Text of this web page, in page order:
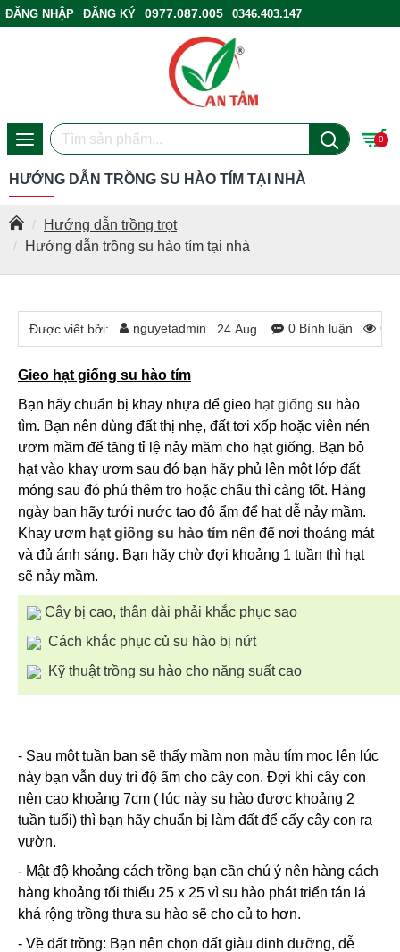
ĐĂNG NHẬP ĐĂNG KÝ 0977.087.005
0346.403.147
0
Hướng dẫn trồng trọt
Hướng dẫn trồng su hào tím tại nhà
HƯỚNG DẪN TRỒNG SU HÀO TÍM TẠI NHÀ
Được viết bởi: nguyetadmin 24 Aug 0 Bình luận
Gieo hạt giống su hào tím
Bạn hãy chuẩn bị khay nhựa để gieo hạt giống su hào
tìm. Bạn nên dùng đất thị nhẹ, đất tơi xốp hoặc viên nén
ươm mầm để tăng tỉ lệ nảy mầm cho hạt giống. Bạn bỏ
hạt vào khay ươm sau đó bạn hãy phủ lên một lớp đất
mỏng sau đó phủ thêm tro hoặc chấu thì càng tốt. Hàng
ngày bạn hãy tưới nước tạo độ ẩm để hạt dễ nảy mầm.
Khay ươm hạt giống su hào tím nên để nơi thoáng mát
và đủ ánh sáng. Bạn hãy chờ đợi khoảng 1 tuần thì hạt
sẽ nảy mầm.
Cây bị cao, thân dài phải khắc phục sao
Cách khắc phục củ su hào bị nứt
Kỹ thuật trồng su hào cho năng suất cao
- Sau một tuần bạn sẽ thấy mầm non màu tím mọc lên lúc
này bạn vẫn duy trì độ ẩm cho cây con. Đợi khi cây con
nên cao khoảng 7cm ( lúc này su hào được khoảng 2
tuần tuổi) thì bạn hãy chuẩn bị làm đất để cấy cây con ra
vườn.
- Mật độ khoảng cách trồng bạn cần chú ý nên hàng cách
hàng khoảng tối thiểu 25 x 25 vì su hào phát triển tán lá
khá rộng trồng thưa su hào sẽ cho củ to hơn.
- Về đất trồng: Bạn nên chọn đất giàu dinh dưỡng, dễ